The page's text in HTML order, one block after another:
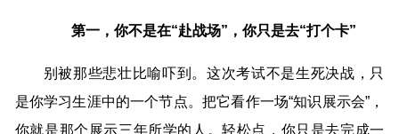
第一，你不是在“赴战场”，你只是去“打个卡”
别被那些悲壮比喻吓到。这次考试不是生死决战，只
是你学习生涯中的一个节点。把它看作一场“知识展示会”，
你就是那个展示三年所学的人。轻松点，你只是去完成一